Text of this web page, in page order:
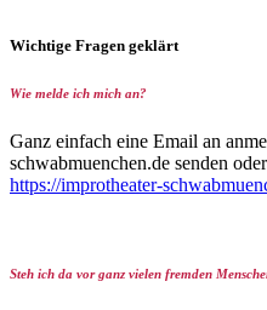
Wichtige Fragen geklärt
Wie melde ich mich an?
Ganz einfach eine Email an
schwabmuenchen.de senden
https://improtheater-
Steh ich da vor ganz vielen fremden